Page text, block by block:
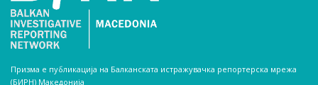
Призма е публикација на Балканската истражувачка репортерска мрежа
(БИРН) Македонија